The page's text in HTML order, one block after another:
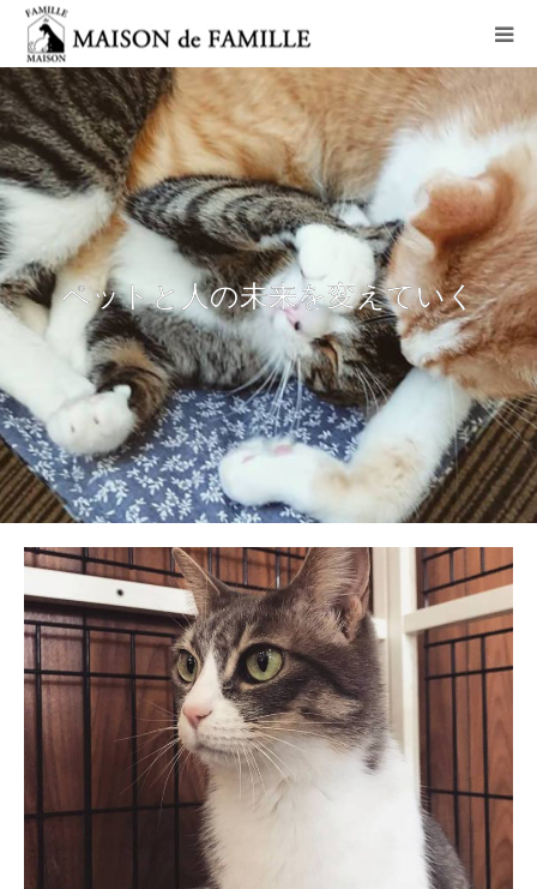
ペットと人の未来を変えていく
コンセプト
ペットホテル
猫里親募集コース
老猫ホーム
アクセス
お問い合わせ